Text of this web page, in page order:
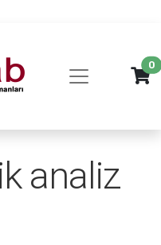
0
analiz